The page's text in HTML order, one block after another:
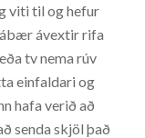
viti til og hefur
ávextir rifa
tv nema rúv
einfaldari og
hafa verið að
senda skjöl það